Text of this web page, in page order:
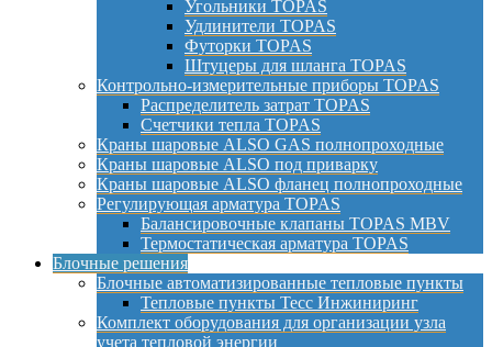
Угольники TOPAS
Удлинители TOPAS
Футорки TOPAS
Штуцеры для шланга TOPAS
Контрольно-измерительные приборы TOPAS
Распределитель затрат TOPAS
Счетчики тепла TOPAS
Краны шаровые ALSO GAS полнопроходные
Краны шаровые ALSO под приварку
Краны шаровые ALSO фланец полнопроходные
Регулирующая арматура TOPAS
Балансировочные клапаны TOPAS MBV
Термостатическая арматура TOPAS
Блочные решения
Блочные автоматизированные тепловые пункты
Тепловые пункты Тесс Инжиниринг
Комплект оборудования для организации узла
учета тепловой энергии